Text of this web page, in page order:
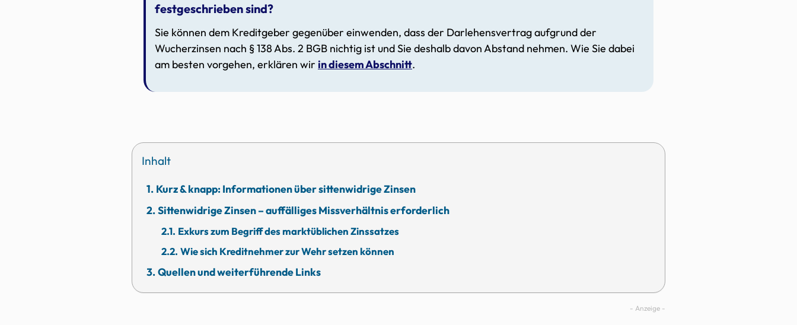
festgeschrieben sind?
Sie können dem Kreditgeber gegenüber einwenden, dass der Darlehensvertrag aufgrund der
Wucherzinsen nach § 138 Abs. 2 BGB nichtig ist und Sie deshalb davon Abstand nehmen. Wie Sie dabei
am besten vorgehen, erklären wir in diesem Abschnitt.
Inhalt
Kurz & knapp: Informationen über sittenwidrige Zinsen
Sittenwidrige Zinsen – auffälliges Missverhältnis erforderlich
Exkurs zum Begriff des marktüblichen Zinssatzes
Wie sich Kreditnehmer zur Wehr setzen können
Quellen und weiterführende Links